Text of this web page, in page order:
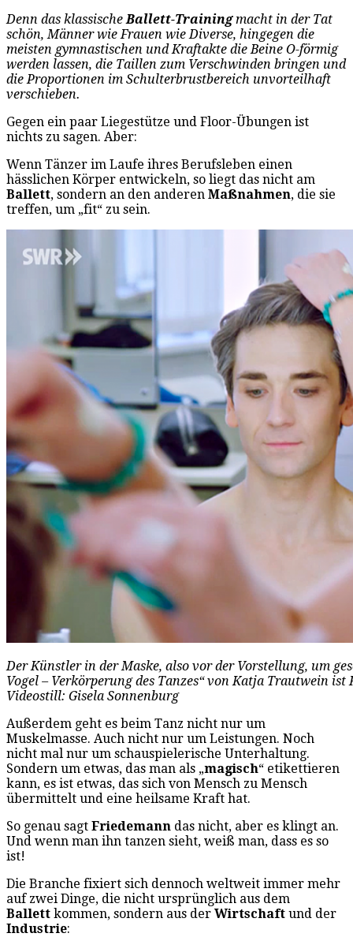
Denn das klassischeBallett-Trainingmacht in der Tat
schön, Männer wie Frauen wie Diverse, hingegen die
meisten gymnastischen und Kraftakte die Beine O-förmig
werden lassen, die Taillen zum Verschwinden bringen und
die Proportionen im Schulterbrustbereich unvorteilhaft
verschieben.
Gegen ein paar Liegestütze und Floor-Übungen ist
nichts zu sagen. Aber:
Wenn Tänzer im Laufe ihres Berufsleben einen
hässlichen Körper entwickeln, so liegt das nicht am
Ballett, sondern an den anderen Maßnahmen, die sie
treffen, um „fit“ zu sein.
Der Künstler in der Maske, also vor der Vorstellung, um
Vogel – Verkörperung des Tanzes“ von Katja Trautwein
Videostill: Gisela Sonnenburg
Außerdem geht es beim Tanz nicht nur um
Muskelmasse. Auch nicht nur um Leistungen. Noch
nicht mal nur um schauspielerische Unterhaltung.
Sondern um etwas, das man als „magisch“ etikettieren
kann, es ist etwas, das sich von Mensch zu Mensch
übermittelt und eine heilsame Kraft hat.
So genau sagt Friedemann das nicht, aber es klingt an.
Und wenn man ihn tanzen sieht, weiß man, dass es so
ist!
Die Branche fixiert sich dennoch weltweit immer mehr
auf zwei Dinge, die nicht ursprünglich aus dem
Ballett kommen, sondern aus der Wirtschaft und der
Industrie: